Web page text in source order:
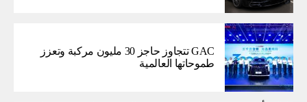
GAC تتجاوز حاجز 30 مليون مركبة وتعزز
طموحاتها العالمية